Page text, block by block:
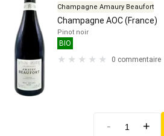
Champagne Amaury Beaufort
Champagne AOC (France)
Pinot noir
BIO
0 commentaire
- +